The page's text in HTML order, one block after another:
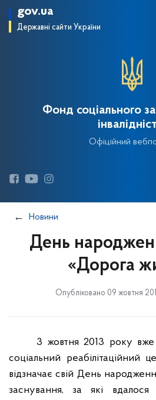
gov.ua
Державні сайти України
Фонд соціального
Офіційний
Новини
День
«Дорога
Опубліковано 09 жовтня
3 жовтня 2013 року
соціальний реабілітаційний
відзначає свій День
заснування, за які вдалося